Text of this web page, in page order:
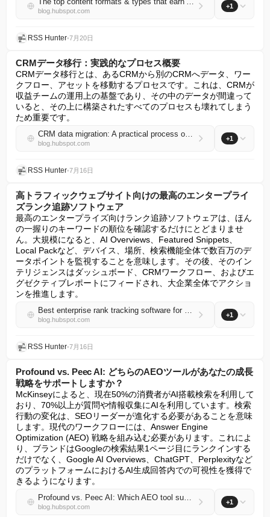
blog.hubspot.com
+1
RSS Hunter•7月20日
CRMデータ移行：実践的なプロセス概要
CRMデータ移行とは、あるCRMから別のCRMへデータ、ワー
クフロー、アセットを移動するプロセスです。これは、CRMが
収益チームの運用上の基盤であり、その中のデータが間違って
いると、その上に構築されたすべてのプロセスも壊れてしまう
ため重要です。
CRM data migration: A practical process overview
blog.hubspot.com
+1
RSS Hunter•7月16日
高トラフィックウェブサイト向けの最高のエンタープライ
ズランク追跡ソフトウェア
最高のエンタープライズ向けランク追跡ソフトウェアは、ほん
の一握りのキーワードの順位を確認するだけにとどまりませ
ん。大規模になると、AI Overviews、Featured Snippets、
Local Packなど、デバイス、場所、検索機能全体で数百万のデ
ータポイントを監視することを意味します。その後、そのイン
テリジェンスはダッシュボード、CRMワークフロー、およびエ
グゼクティブレポートにフィードされ、大企業全体でアクショ
ンを推進します。
Best enterprise rank tracking software for high-traffic websites
blog.hubspot.com
+1
RSS Hunter•7月16日
Profound vs. Peec AI: どちらのAEOツールがあなたの成長
戦略をサポートしますか？
McKinseyによると、現在50%の消費者がAI搭載検索を利用して
おり、70%以上が質問や情報収集にAIを利用しています。検索
行動の変化は、SEOリーダーが進化する必要があることを意味
します。現代のワークフローには、Answer Engine
Optimization (AEO) 戦略を組み込む必要があります。これによ
り、ブランドはGoogleの検索結果1ページ目にランクインする
だけでなく、Google AI Overviews、ChatGPT、Perplexityなど
のプラットフォームにおけるAI生成回答内での可視性を獲得で
きるようになります。
Profound vs. Peec AI: Which AEO tool supports your growth strategy?
blog.hubspot.com
+1